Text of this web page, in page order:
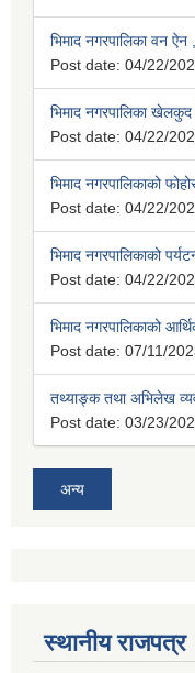
भिमाद नगरपालिका वन
Post date: 04/22/
भिमाद नगरपालिका
Post date: 04/22/
भिमाद नगरपालिकाको
Post date: 04/22/
भिमाद नगरपालिकाको
Post date: 04/22/
भिमाद नगरपालिकाको
Post date: 07/11/
तथ्याङ्क तथा अभिलेख
Post date: 03/23/
अन्य
स्थानीय राजपत्र